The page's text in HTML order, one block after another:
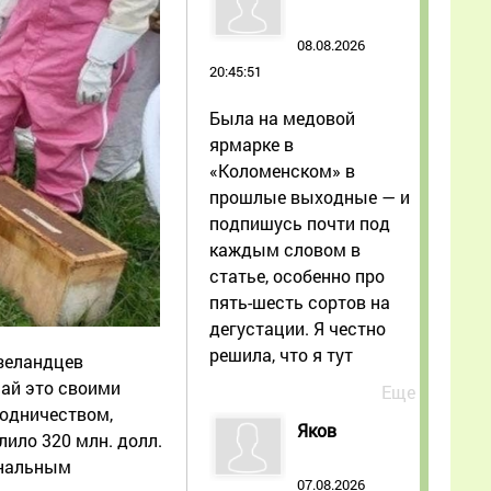
это своими
320 млн. долл.
08.08.2026
20:45:51
Была на медовой
ярмарке в
«Коломенском» в
прошлые выходные — и
подпишусь почти под
каждым словом в
статье, особенно про
пять-шесть сортов на
дегустации. Я честно
решила, что я тут
Еще
Яков
07.08.2026